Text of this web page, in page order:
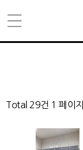
Total 29건 1 페이지